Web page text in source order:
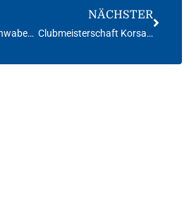
32. Int. Sieben-Schwaben Regatta Korsar 2002
NÄCHSTER
Clubmeisterschaft Korsar 2002